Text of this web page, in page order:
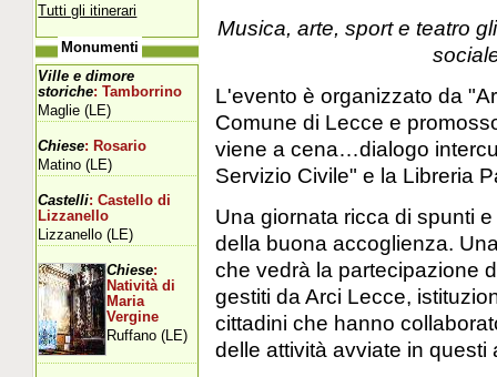
Musica, arte, sport e teatro
L'evento è organizzato da
Comune di Lecce e
viene a cena…dialogo
Servizio Civile" e la Libreria
Una giornata ricca di spunti
della buona accoglienza.
che vedrà la partecipazione
gestiti da Arci Lecce,
cittadini che hanno
delle attività avviate in questi
Tutti gli itinerari
Monumenti
Ville e dimore
storiche: Tamborrino
Maglie (LE)
Chiese: Rosario
Matino (LE)
Castelli: Castello di
Lizzanello
Lizzanello (LE)
Chiese:
Natività di
Maria
Vergine
Ruffano (LE)